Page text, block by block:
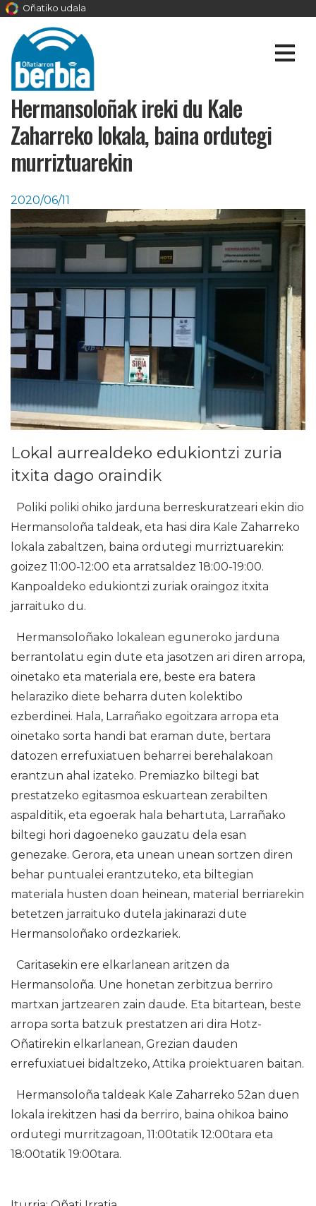
Oñatiko udala
Hermansoloñak ireki du Kale
Zaharreko lokala, baina ordutegi
murriztuarekin
2020/06/11
Lokal aurrealdeko edukiontzi zuria
itxita dago oraindik
Poliki poliki ohiko jarduna berreskuratzeari ekin dio
Hermansoloña taldeak, eta hasi dira Kale Zaharreko
lokala zabaltzen, baina ordutegi murriztuarekin:
goizez 11:00-12:00 eta arratsaldez 18:00-19:00.
Kanpoaldeko edukiontzi zuriak oraingoz itxita
jarraituko du.
Hermansoloñako lokalean eguneroko jarduna
berrantolatu egin dute eta jasotzen ari diren arropa,
oinetako eta materiala ere, beste era batera
helaraziko diete beharra duten kolektibo
ezberdinei. Hala, Larrañako egoitzara arropa eta
oinetako sorta handi bat eraman dute, bertara
datozen errefuxiatuen beharrei berehalakoan
erantzun ahal izateko. Premiazko biltegi bat
prestatzeko egitasmoa eskuartean zerabilten
aspalditik, eta egoerak hala behartuta, Larrañako
biltegi hori dagoeneko gauzatu dela esan
genezake. Gerora, eta unean unean sortzen diren
behar puntualei erantzuteko, eta biltegian
materiala husten doan heinean, material berriarekin
betetzen jarraituko dutela jakinarazi dute
Hermansoloñako ordezkariek.
Caritasekin ere elkarlanean aritzen da
Hermansoloña. Une honetan zerbitzua berriro
martxan jartzearen zain daude. Eta bitartean, beste
arropa sorta batzuk prestatzen ari dira Hotz-
Oñatirekin elkarlanean, Grezian dauden
errefuxiatuei bidaltzeko, Attika proiektuaren baitan.
Hermansoloña taldeak Kale Zaharreko 52an duen
lokala irekitzen hasi da berriro, baina ohikoa baino
ordutegi murritzagoan, 11:00tatik 12:00tara eta
18:00tatik 19:00tara.